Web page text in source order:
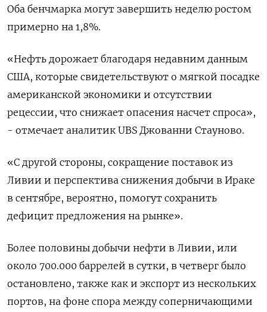
Оба бенчмарка могут завершить неделю ростом
примерно на 1,8%.
«Нефть дорожает благодаря недавним данным
США, которые свидетельствуют о мягкой посадке
американской экономики и отсутствии
рецессии, что снижает опасения насчет спроса»,
- отмечает аналитик UBS Джованни Стауново.
«С другой стороны, сокращение поставок из
Ливии и перспектива снижения добычи в Ираке
в сентябре, вероятно, помогут сохранить
дефицит предложения на рынке».
Более половины добычи нефти в Ливии, или
около 700.000 баррелей в сутки, в четверг было
остановлено, также как и экспорт из нескольких
портов, на фоне спора между соперничающими